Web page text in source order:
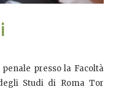
presso la Facoltà
Studi di Roma Tor